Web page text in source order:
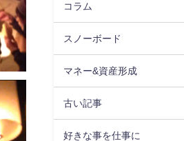
コラム
スノーボード
マネー&資産形成
古い記事
好きな事を仕事に